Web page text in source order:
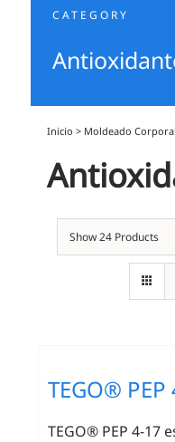
CATEGORY
Inicio > Moldeado Corporal
Show24 Products
TEGO® PEP
TEGO® PEP 4-17